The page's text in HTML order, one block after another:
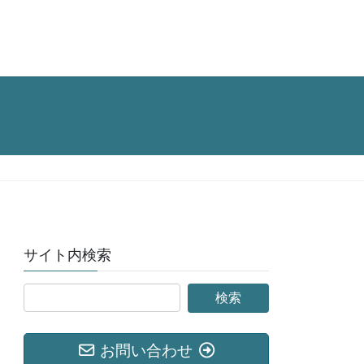
サイト内検索
お問い合わせ